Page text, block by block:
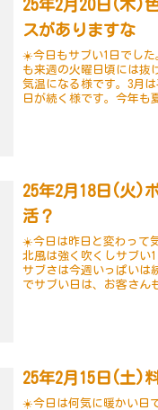
25年2月20日(木)
スがありますな
☀️今日もサブい1日でした
も来週の火曜日頃には抜
気温になる様です。3月
日が続く様です。今年も
25年2月18日(火)
活？
☀️今日は昨日と変わって
北風は強く吹くしサブい
サブさは今週いっぱいは
でサブい日は、お客さん
25年2月15日(土)
☀️今日は何気に暖かい日